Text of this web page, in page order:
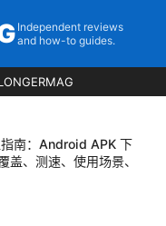
Independent reviews
and how-to guides.
南：Android APK 下
、测速、使用场景、